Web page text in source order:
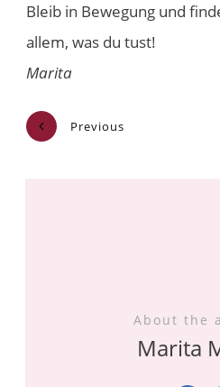
Bleib in Bewegung und
allem, was du tust!
Marita
Previous
About the
Marita